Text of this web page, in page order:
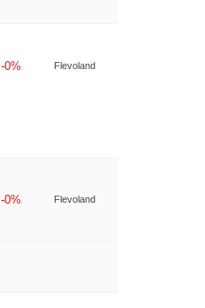
-0% Flevoland
-0% Flevoland